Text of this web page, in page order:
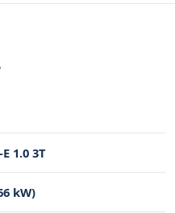
E 1.0 3T
kW)